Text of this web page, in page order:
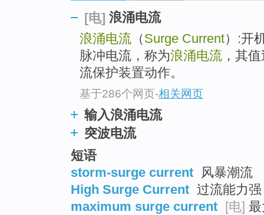
[电] 浪涌电流
浪涌电流 （Surge Current）:开
脉冲电流，称为浪涌电流 ，其
流保护装置动作。
基于286个网页-相关网页
输入浪涌电流
突波电流
短语
storm-surge current 风暴潮流
High Surge Current 过流能力强
maximum surge current [电]